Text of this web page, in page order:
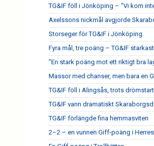
TG&IF föll i Jönköping – "Vi kom
Axelssons nickmål avgjorde
Storseger för TG&IF i Jönköping
Fyra mål, tre poäng – TG&IF
"En stark poäng mot ett riktigt bra
Massor med chanser, men bara en
TG&IF föll i Alingsås, trots
TG&IF vann dramatiskt
TG&IF förlängde fina hemmasviten
2–2 – en vunnen Giff-poäng i